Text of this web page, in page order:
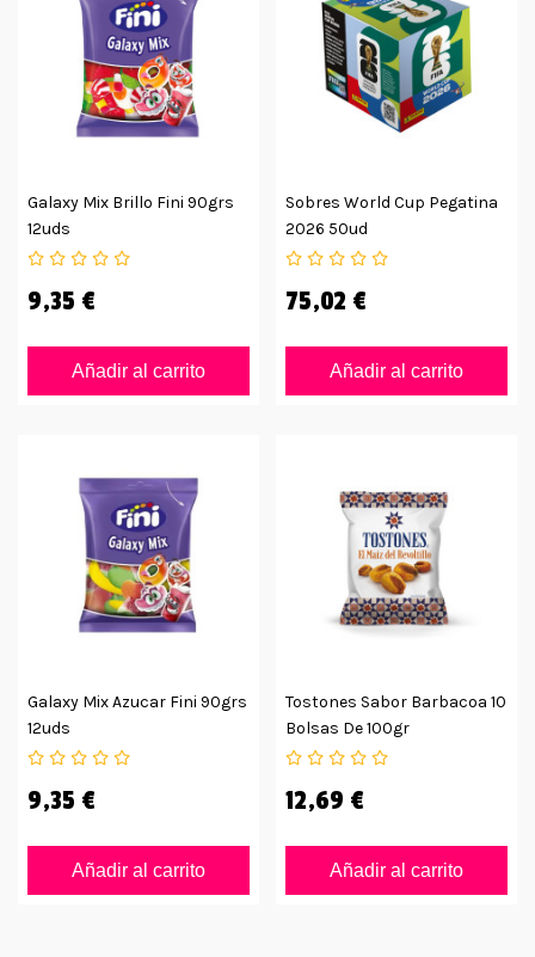
Galaxy Mix Brillo Fini 90grs
12uds
9,35 €
Añadir al carrito
Sobres World Cup Pegatina
2026 50ud
75,02 €
Añadir al carrito
Galaxy Mix Azucar Fini 90grs
12uds
9,35 €
Añadir al carrito
Tostones Sabor Barbacoa 10
Bolsas De 100gr
12,69 €
Añadir al carrito